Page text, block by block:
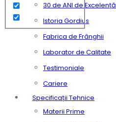
30 de ANI de Excelență
Istoria Gordius
Fabrica de Frânghii
Laborator de Calitate
Testimoniale
Cariere
Specificații Tehnice
Materii Prime